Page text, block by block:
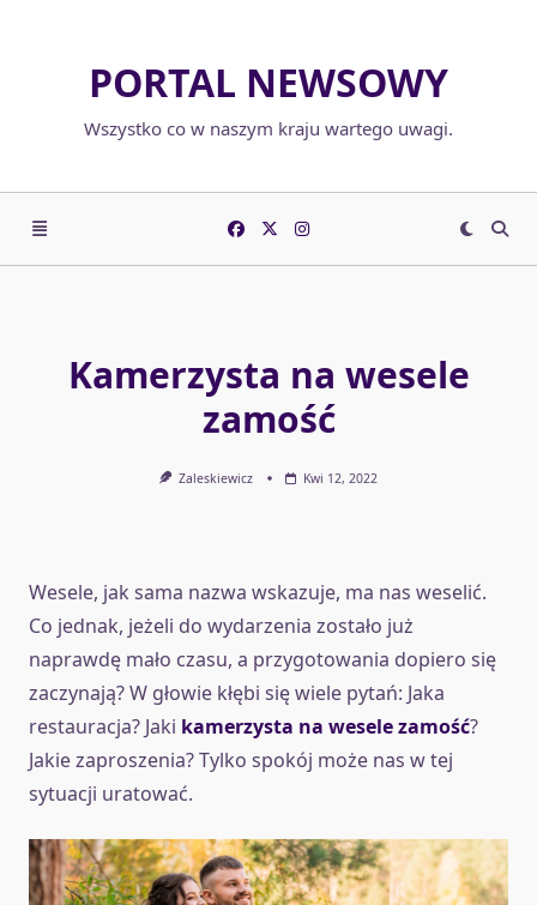
PORTAL NEWSOWY
Wszystko co w naszym kraju wartego uwagi.
Kamerzysta na wesele
zamość
Zaleskiewicz Kwi 12, 2022
Wesele, jak sama nazwa wskazuje, ma nas weselić.
Co jednak, jeżeli do wydarzenia zostało już
naprawdę mało czasu, a przygotowania dopiero się
zaczynają? W głowie kłębi się wiele pytań: Jaka
restauracja? Jaki kamerzysta na wesele zamość?
Jakie zaproszenia? Tylko spokój może nas w tej
sytuacji uratować.